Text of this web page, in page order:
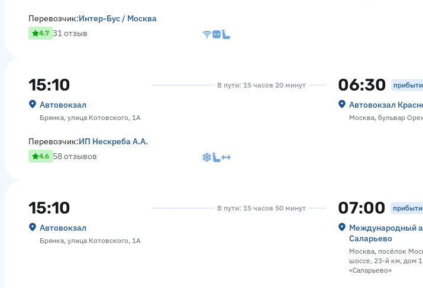
Перевозчик:Интер-Бус / Москва
4.7 31 отзыв
15:10
Автовокзал
Брянка, улица Котовского, 1А
В пути: 15 часов 20 минут 06:30
Автовокзал
Москва, бульвар
Перевозчик:ИП Нескреба А.А.
4.6 58 отзывов
15:10
Автовокзал
Брянка, улица Котовского, 1А
В пути: 15 часов 50 минут 07:00
Международный
Саларьево
Москва, посёлок
шоссе, 23-й км, дом
«Саларьево»